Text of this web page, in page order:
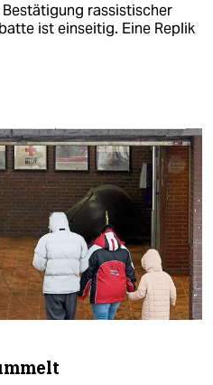
rassistischer
ist einseitig. Eine Replik